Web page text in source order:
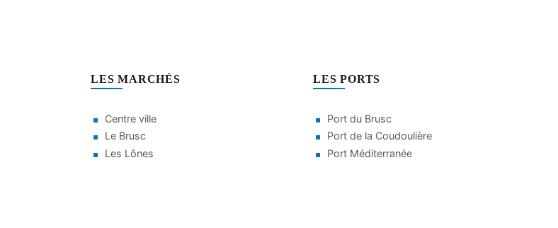
LES MARCHÉS
Centre ville
Le Brusc
Les Lônes
LES PORTS
Port du Brusc
Port de la Coudoulière
Port Méditerranée